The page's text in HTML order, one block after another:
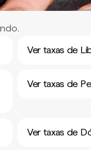
Ver taxas de
Ver taxas de
Ver taxas de